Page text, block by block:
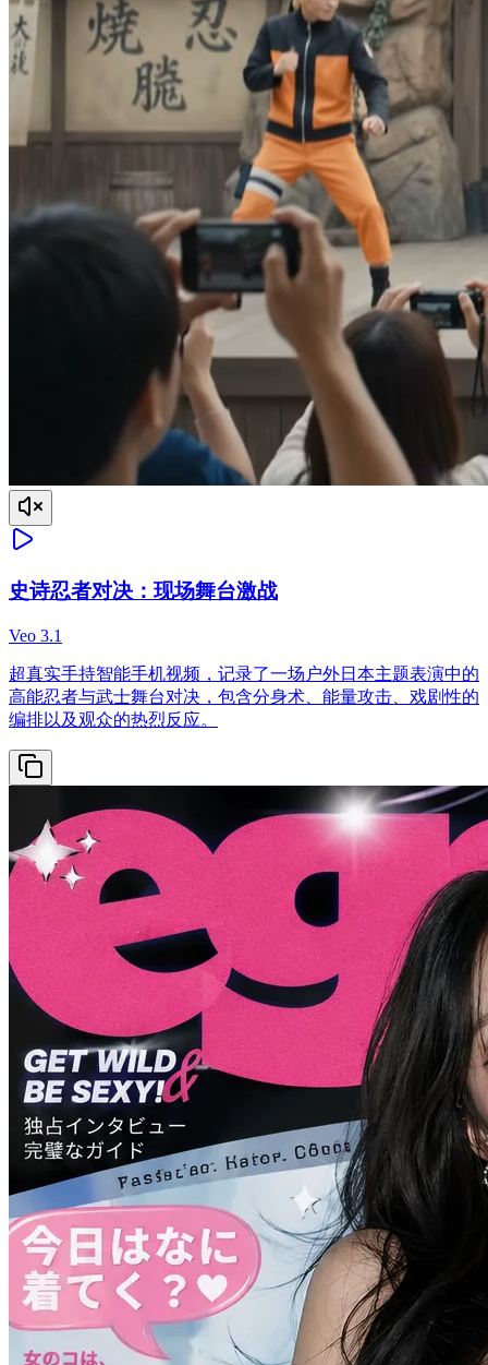
史诗忍者对决：现场舞台激战
Veo 3.1
超真实手持智能手机视频，记录了一场户外日本主题表演中的
高能忍者与武士舞台对决，包含分身术、能量攻击、戏剧性的
编排以及观众的热烈反应。